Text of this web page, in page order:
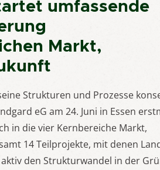
umfassende
Markt,
Strukturen und Prozesse
eG am 24. Juni in Essen
in die vier Kernbereiche Markt,
14 Teilprojekte, mit denen
den Strukturwandel in der